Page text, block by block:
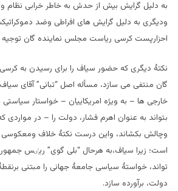
به دلیل گرایش بیش از حدش به خاطر خرابی نظام
ودیگری به دلیل گرایش های افراطی وضد
احزارپست کرسی ریاست مجلس نماینده گان
نکتۀ دیگری که حضور سیاف را برای رسیدن به
گان منتفی می سازد، مسأله اصل “تبانی” آقای
خارجی ها – به ویژه امریکاییان – خواستار
بتواند به عنوان اهرم فشار، دولت را – در مواردی
وچالش بکشاند، واین درست نکتۀ خلاف
است؛ زیرا سیاف،به هرحال “بلی گوی” ریٸس
تواند، خواستۀ سیاسی جامعۀ جهانی را مبتنی
دولت، برآورده سازد.